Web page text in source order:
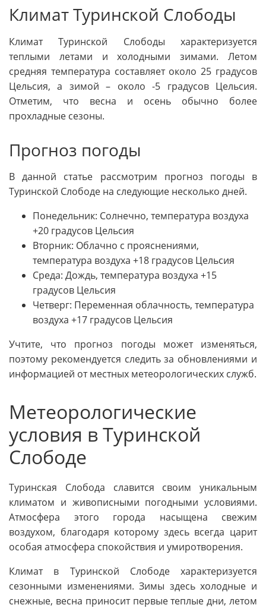
Климат Туринской Слободы
Климат Туринской Слободы характеризуется
теплыми летами и холодными зимами. Летом
средняя температура составляет около 25 градусов
Цельсия, а зимой – около -5 градусов Цельсия.
Отметим, что весна и осень обычно более
прохладные сезоны.
Прогноз погоды
В данной статье рассмотрим прогноз погоды в
Туринской Слободе на следующие несколько дней.
Понедельник: Солнечно, температура воздуха
+20 градусов Цельсия
Вторник: Облачно с прояснениями,
температура воздуха +18 градусов Цельсия
Среда: Дождь, температура воздуха +15
градусов Цельсия
Четверг: Переменная облачность, температура
воздуха +17 градусов Цельсия
Учтите, что прогноз погоды может изменяться,
поэтому рекомендуется следить за обновлениями и
информацией от местных метеорологических служб.
Метеорологические
условия в Туринской
Слободе
Туринская Слобода славится своим уникальным
климатом и живописными погодными условиями.
Атмосфера этого города насыщена свежим
воздухом, благодаря которому здесь всегда царит
особая атмосфера спокойствия и умиротворения.
Климат в Туринской Слободе характеризуется
сезонными изменениями. Зимы здесь холодные и
снежные, весна приносит первые теплые дни, летом